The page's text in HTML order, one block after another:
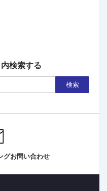
検索する
検索
グお問い合わせ